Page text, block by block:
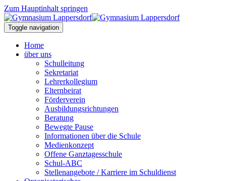
Zum Hauptinhalt springen
Toggle navigation
Home
über uns
Schulleitung
Sekretariat
Lehrerkollegium
Elternbeirat
Förderverein
Ausbildungsrichtungen
Beratung
Bewegte Pause
Informationen über die Schule
Medienkonzept
Offene Ganztagesschule
Schul-ABC
Stellenangebote / Karriere im Schuldienst